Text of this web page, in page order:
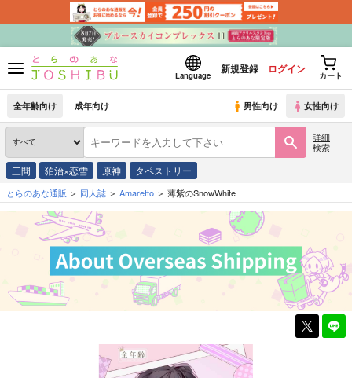
Language
新規登録 ログイン
カート
全年齢向け 成年向け 男性向け 女性向け
詳細
検索
三間 狛治×恋雪 原神 タペストリー
とらのあな通販 同人誌 Amaretto 薄紫のSnowWhite